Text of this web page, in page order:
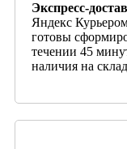
Экспресс-
Яндекс
готовы
течении 45
наличия на